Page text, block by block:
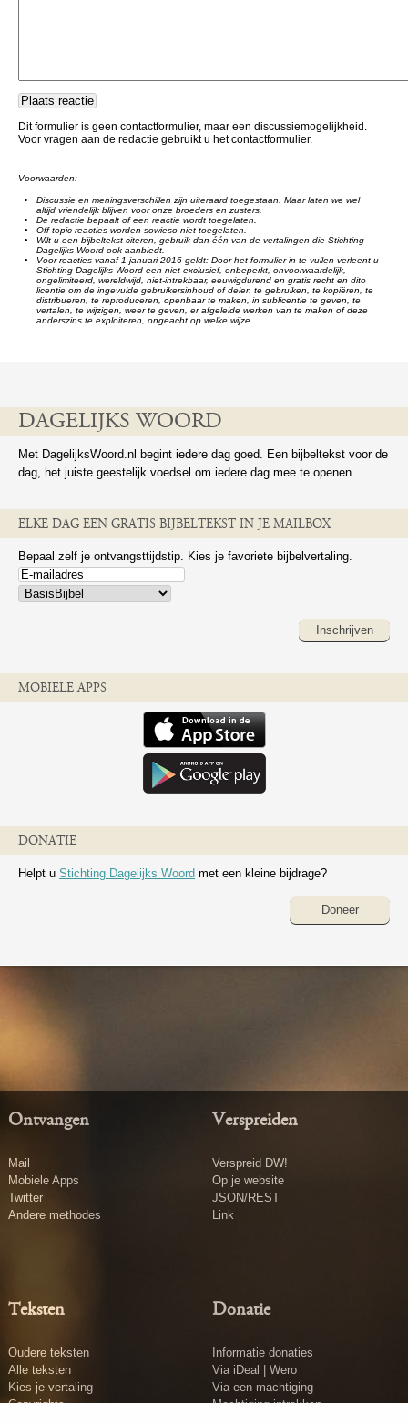
Dit formulier is geen contactformulier, maar een discussiemogelijkheid.
Voor vragen aan de redactie gebruikt u het contactformulier.
Voorwaarden:
Discussie en meningsverschillen zijn uiteraard toegestaan. Maar laten we wel
altijd vriendelijk blijven voor onze broeders en zusters.
De redactie bepaalt of een reactie wordt toegelaten.
Off-topic reacties worden sowieso niet toegelaten.
Wilt u een bijbeltekst citeren, gebruik dan één van de vertalingen die Stichting
Dagelijks Woord ook aanbiedt.
Voor reacties vanaf 1 januari 2016 geldt: Door het formulier in te vullen verleent u
Stichting Dagelijks Woord een niet-exclusief, onbeperkt, onvoorwaardelijk,
ongelimiteerd, wereldwijd, niet-intrekbaar, eeuwigdurend en gratis recht en dito
licentie om de ingevulde gebruikersinhoud of delen te gebruiken, te kopiëren, te
distribueren, te reproduceren, openbaar te maken, in sublicentie te geven, te
vertalen, te wijzigen, weer te geven, er afgeleide werken van te maken of deze
anderszins te exploiteren, ongeacht op welke wijze.
DAGELIJKS WOORD
Met DagelijksWoord.nl begint iedere dag goed. Een bijbeltekst voor de
dag, het juiste geestelijk voedsel om iedere dag mee te openen.
ELKE DAG EEN GRATIS BIJBELTEKST IN JE MAILBOX
Bepaal zelf je ontvangsttijdstip. Kies je favoriete bijbelvertaling.
Inschrijven
MOBIELE APPS
DONATIE
Helpt u Stichting Dagelijks Woord met een kleine bijdrage?
Doneer
Ontvangen
Mail
Mobiele Apps
Twitter
Andere methodes
Verspreiden
Verspreid DW!
Op je website
JSON/REST
Link
Teksten
Oudere teksten
Alle teksten
Kies je vertaling
Copyrights
Donatie
Informatie donaties
Via iDeal | Wero
Via een machtiging
Machtiging intrekken